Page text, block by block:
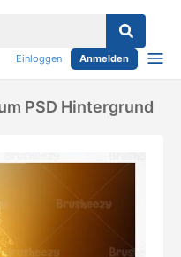
Einloggen Anmelden
PSD Hintergrund